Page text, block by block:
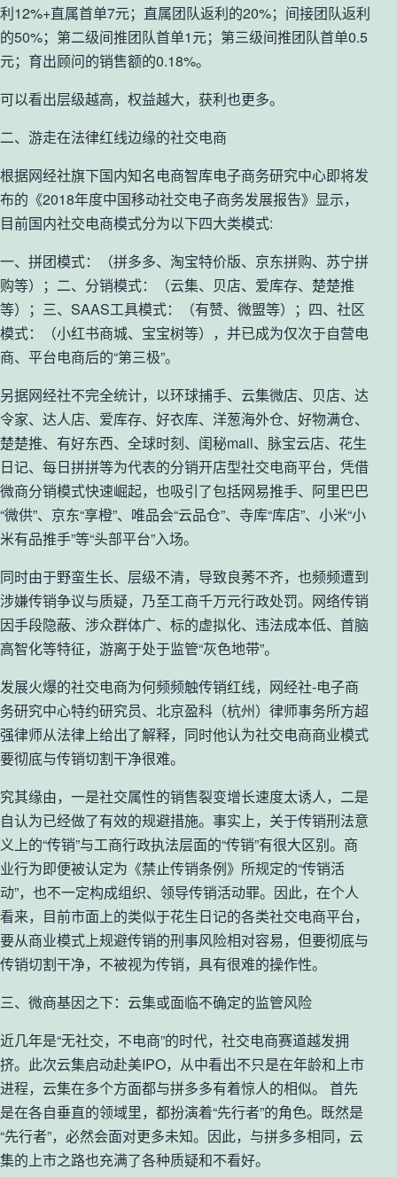
利12%+直属首单7元；直属团队返利的20%；间接团队返利
的50%；第二级间推团队首单1元；第三级间推团队首单0.5
元；育出顾问的销售额的0.18%。
可以看出层级越高，权益越大，获利也更多。
二、游走在法律红线边缘的社交电商
根据网经社旗下国内知名电商智库电子商务研究中心即将发
布的《2018年度中国移动社交电子商务发展报告》显示，
目前国内社交电商模式分为以下四大类模式:
一、拼团模式：（拼多多、淘宝特价版、京东拼购、苏宁拼
购等）；二、分销模式：（云集、贝店、爱库存、楚楚推
等）；三、SAAS工具模式：（有赞、微盟等）；四、社区
模式：（小红书商城、宝宝树等），并已成为仅次于自营电
商、平台电商后的“第三极”。
另据网经社不完全统计，以环球捕手、云集微店、贝店、达
令家、达人店、爱库存、好衣库、洋葱海外仓、好物满仓、
楚楚推、有好东西、全球时刻、闺秘mall、脉宝云店、花生
日记、每日拼拼等为代表的分销开店型社交电商平台，凭借
微商分销模式快速崛起，也吸引了包括网易推手、阿里巴巴
“微供”、京东“享橙”、唯品会“云品仓”、寺库“库店”、小米“小
米有品推手”等“头部平台”入场。
同时由于野蛮生长、层级不清，导致良莠不齐，也频频遭到
涉嫌传销争议与质疑，乃至工商千万元行政处罚。网络传销
因手段隐蔽、涉众群体广、标的虚拟化、违法成本低、首脑
高智化等特征，游离于处于监管“灰色地带”。
发展火爆的社交电商为何频频触传销红线，网经社-电子商
务研究中心特约研究员、北京盈科（杭州）律师事务所方超
强律师从法律上给出了解释，同时他认为社交电商商业模式
要彻底与传销切割干净很难。
究其缘由，一是社交属性的销售裂变增长速度太诱人，二是
自认为已经做了有效的规避措施。事实上，关于传销刑法意
义上的“传销”与工商行政执法层面的“传销”有很大区别。商
业行为即便被认定为《禁止传销条例》所规定的“传销活
动”，也不一定构成组织、领导传销活动罪。因此，在个人
看来，目前市面上的类似于花生日记的各类社交电商平台，
要从商业模式上规避传销的刑事风险相对容易，但要彻底与
传销切割干净，不被视为传销，具有很难的操作性。
三、微商基因之下：云集或面临不确定的监管风险
近几年是“无社交，不电商”的时代，社交电商赛道越发拥
挤。此次云集启动赴美IPO，从中看出不只是在年龄和上市
进程，云集在多个方面都与拼多多有着惊人的相似。 首先
是在各自垂直的领域里，都扮演着“先行者”的角色。既然是
“先行者”，必然会面对更多未知。因此，与拼多多相同，云
集的上市之路也充满了各种质疑和不看好。